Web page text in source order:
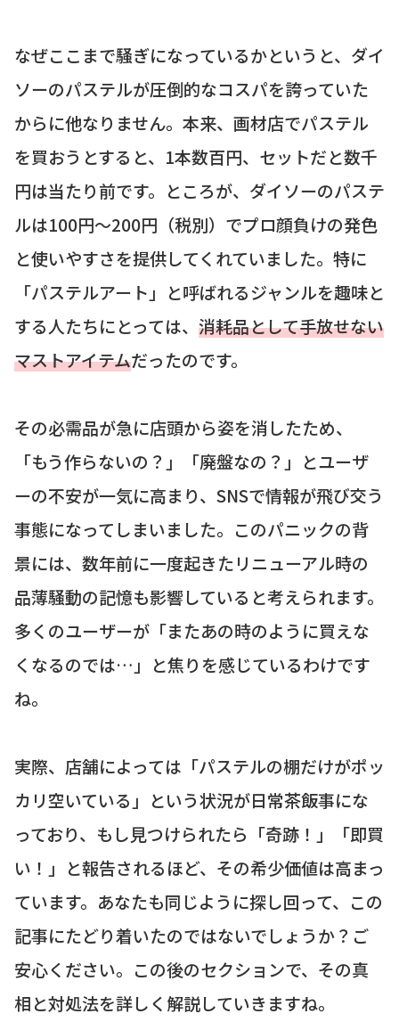
なぜここまで騒ぎになっているかというと、ダイ
ソーのパステルが圧倒的なコスパを誇っていた
からに他なりません。本来、画材店でパステル
を買おうとすると、1本数百円、セットだと数千
円は当たり前です。ところが、ダイソーのパステ
ルは100円〜200円（税別）でプロ顔負けの発色
と使いやすさを提供してくれていました。特に
「パステルアート」と呼ばれるジャンルを趣味と
する人たちにとっては、 消耗品として手放せない
マストアイテムだったのです。
その必需品が急に店頭から姿を消したため、
「もう作らないの？」「廃盤なの？」とユーザ
ーの不安が一気に高まり、SNSで情報が飛び交う
事態になってしまいました。このパニックの背
景には、数年前に一度起きたリニューアル時の
品薄騒動の記憶も影響していると考えられます。
多くのユーザーが「またあの時のように買えな
くなるのでは…」と焦りを感じているわけです
ね。
実際、店舗によっては「パステルの棚だけがポッ
カリ空いている」という状況が日常茶飯事にな
っており、もし見つけられたら「奇跡！」「即買
い！」と報告されるほど、その希少価値は高まっ
ています。あなたも同じように探し回って、この
記事にたどり着いたのではないでしょうか？ご
安心ください。この後のセクションで、その真
相と対処法を詳しく解説していきますね。